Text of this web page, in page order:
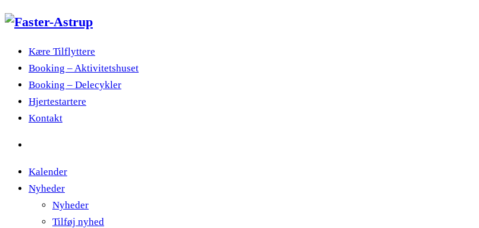
Kære Tilflyttere
Booking – Aktivitetshuset
Booking – Delecykler
Hjertestartere
Kontakt
Kalender
Nyheder
Nyheder
Tilføj nyhed